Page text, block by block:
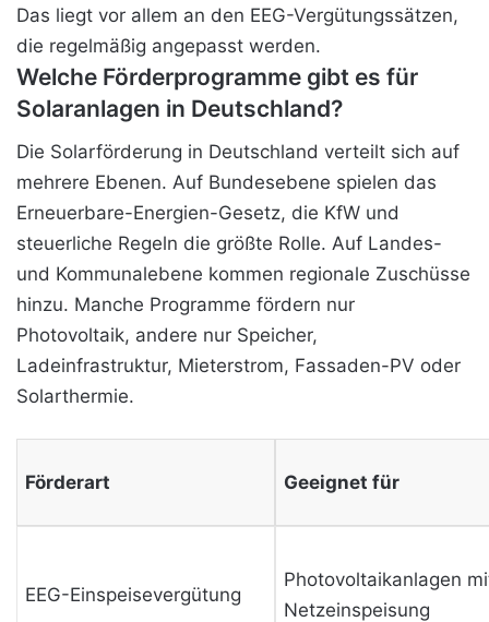
Das liegt vor allem an den EEG-Vergütungssätzen,
die regelmäßig angepasst werden.
Welche Förderprogramme gibt es für
Solaranlagen in Deutschland?
Die Solarförderung in Deutschland verteilt sich auf
mehrere Ebenen. Auf Bundesebene spielen das
Erneuerbare-Energien-Gesetz, die KfW und
steuerliche Regeln die größte Rolle. Auf Landes-
und Kommunalebene kommen regionale Zuschüsse
hinzu. Manche Programme fördern nur
Photovoltaik, andere nur Speicher,
Ladeinfrastruktur, Mieterstrom, Fassaden-PV oder
Solarthermie.
Förderart Geeignet für
EEG-Einspeisevergütung
Photovoltaikanlagen
Netzeinspeisung